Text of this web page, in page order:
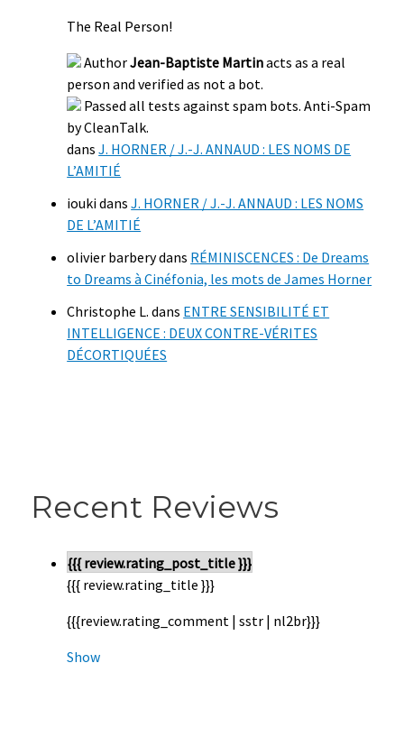
The Real Person!
AuthorJean-Baptiste Martinacts as a real
person and verified as not a bot.
Passed all tests against spam bots. Anti-Spam
by CleanTalk.
dansJ. HORNER / J.-J. ANNAUD : LES NOMS DE
L’AMITIÉ
ioukidansJ. HORNER / J.-J. ANNAUD : LES NOMS
DE L’AMITIÉ
olivier barberydans RÉMINISCENCES : De Dreams
to Dreams à Cinéfonia, les mots de James Horner
Christophe L. dans ENTRE SENSIBILITÉ ET
INTELLIGENCE : DEUX CONTRE-VÉRITES
DÉCORTIQUÉES
Recent Reviews
{{{ review.rating_post_title }}}
{{{ review.rating_title }}}
{{{review.rating_comment | sstr | nl2br}}}
Show